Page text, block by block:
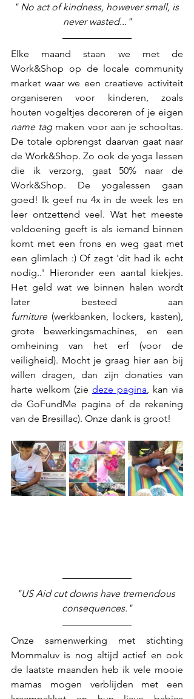
" No act of kindness, however small, is
never wasted..."
Elke maand staan we met de
Work&Shop op de locale community
market waar we een creatieve activiteit
organiseren voor kinderen, zoals
name tag maken voor aan je schooltas.
De totale opbrengst daarvan gaat naar
de Work&Shop. Zo ook de yoga lessen
die ik verzorg, gaat 50% naar de
Work&Shop. De yogalessen gaan
goed! Ik geef nu 4x in de week les en
leer ontzettend veel. Wat het meeste
voldoening geeft is als iemand binnen
komt met een frons en weg gaat met
een glimlach :) Of zegt 'dit had ik echt
nodig..' Hieronder een aantal kiekjes.
Het geld wat we binnen halen wordt
furniture (werkbanken, lockers, kasten),
grote bewerkingsmachines, en een
omheining van het erf (voor de
veiligheid). Mocht je graag hier aan bij
willen dragen, dan zijn donaties van
harte welkom (zie deze pagina , kan via
de GoFundMe pagina of de rekening
van de Bresillac). Onze dank is groot!
"US Aid cut downs have tremendous
consequences."
Onze samenwerking met stichting
Mommaluv is nog altijd actief en ook
de laatste maanden heb ik vele mooie
mamas mogen verblijden met een